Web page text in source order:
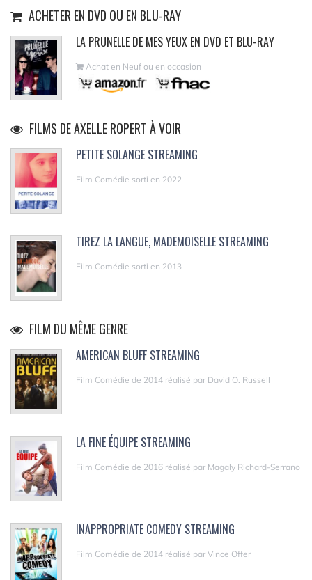
ACHETER EN DVD OU EN BLU-RAY
LA PRUNELLE DE MES YEUX EN DVD ET BLU-RAY
Achat en Neuf ou en occasion
FILMS DE AXELLE ROPERT À VOIR
PETITE SOLANGE STREAMING
Film Comédie sorti en 2022
TIREZ LA LANGUE, MADEMOISELLE STREAMING
Film Comédie sorti en 2013
FILM DU MÊME GENRE
AMERICAN BLUFF STREAMING
Film Comédie de 2014 réalisé par David O. Russell
LA FINE ÉQUIPE STREAMING
Film Comédie de 2016 réalisé par Magaly Richard-Serrano
INAPPROPRIATE COMEDY STREAMING
Film Comédie de 2014 réalisé par Vince Offer